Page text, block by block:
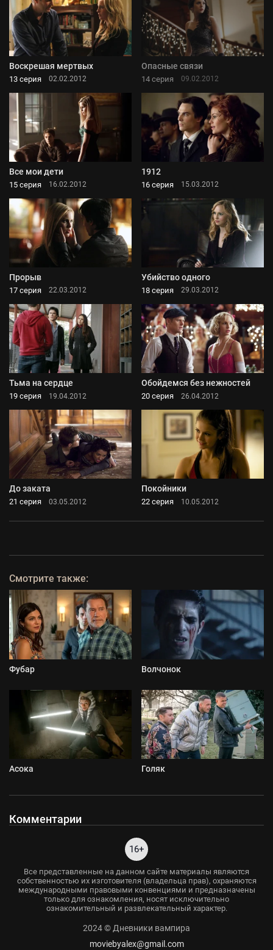
Воскрешая мертвых
13 серия 02.02.2012
Опасные связи
14 серия 09.02.2012
Все мои дети
15 серия 16.02.2012
1912
16 серия 15.03.2012
Прорыв
17 серия 22.03.2012
Убийство одного
18 серия 29.03.2012
Тьма на сердце
19 серия 19.04.2012
Обойдемся без нежностей
20 серия 26.04.2012
До заката
21 серия 03.05.2012
Покойники
22 серия 10.05.2012
Смотрите также:
Фубар Волчонок
Асока Голяк
Комментарии
16+
Все представленные на данном сайте материалы являются
собственностью их изготовителя (владельца прав), охраняются
международными правовыми конвенциями и предназначены
только для ознакомления, носят исключительно
ознакомительный и развлекательный характер.
2024 © Дневники вампира
moviebyalex@gmail.com